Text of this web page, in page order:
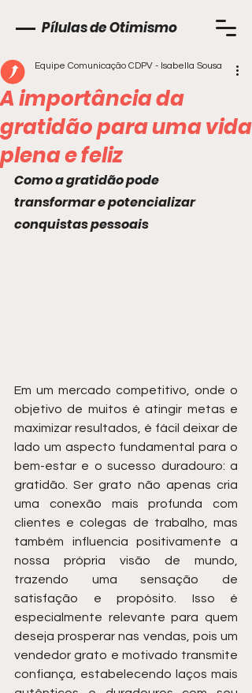
Pílulas de Otimismo
A importância da
gratidão para uma vida
plena e feliz
Equipe Comunicação CDPV - Isabella Sousa
Como a gratidão pode
transformar e potencializar
conquistas pessoais
Em um mercado competitivo, onde o
objetivo de muitos é atingir metas e
maximizar resultados, é fácil deixar de
lado um aspecto fundamental para o
bem-estar e o sucesso duradouro: a
gratidão. Ser grato não apenas cria
uma conexão mais profunda com
clientes e colegas de trabalho, mas
também influencia positivamente a
nossa própria visão de mundo,
trazendo uma sensação de
satisfação e propósito. Isso é
especialmente relevante para quem
deseja prosperar nas vendas, pois um
vendedor grato e motivado transmite
confiança, estabelecendo laços mais